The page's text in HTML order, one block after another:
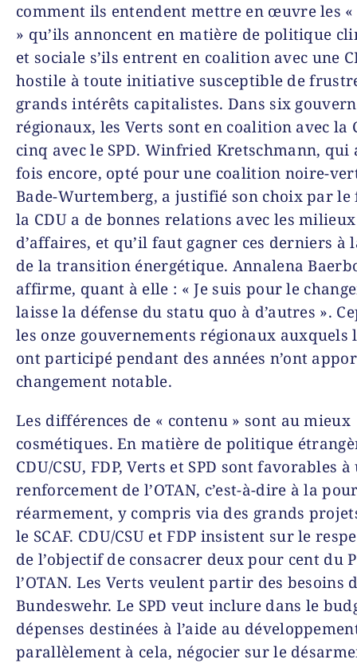
comment ils entendent mettre en œuvre les «
» qu’ils annoncent en matière de politique
et sociale s’ils entrent en coalition avec une
hostile à toute initiative susceptible de
grands intérêts capitalistes. Dans six
régionaux, les Verts sont en coalition avec la
cinq avec le SPD. Winfried Kretschmann, qui
fois encore, opté pour une coalition noire-
Bade-Wurtemberg, a justifié son choix par le
la CDU a de bonnes relations avec les milieux
d’affaires, et qu’il faut gagner ces derniers à
de la transition énergétique. Annalena
affirme, quant à elle : « Je suis pour le
laisse la défense du statu quo à d’autres ».
les onze gouvernements régionaux auxquels
ont participé pendant des années n’ont
changement notable.
Les différences de « contenu » sont au mieux
cosmétiques. En matière de politique
CDU/CSU, FDP, Verts et SPD sont favorables à
renforcement de l’OTAN, c’est-à-dire à la
réarmement, y compris via des grands
le SCAF. CDU/CSU et FDP insistent sur le
de l’objectif de consacrer deux pour cent du
l’OTAN. Les Verts veulent partir des besoins
Bundeswehr. Le SPD veut inclure dans le
dépenses destinées à l’aide au
parallèlement à cela, négocier sur le